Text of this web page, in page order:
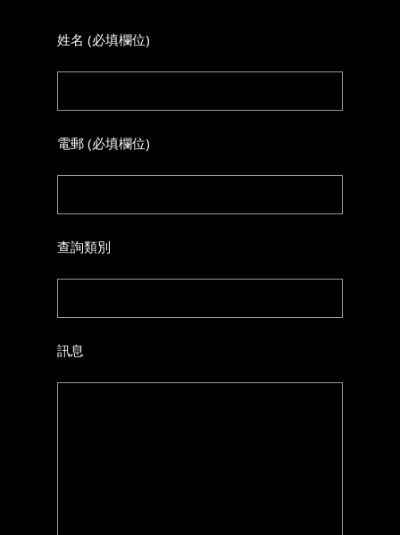
姓名 (必填欄位)
電郵 (必填欄位)
查詢類別
訊息